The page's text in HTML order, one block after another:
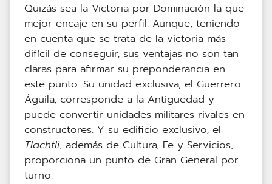
Quizás sea la Victoria por Dominación la que
mejor encaje en su perfil. Aunque, teniendo
en cuenta que se trata de la victoria más
difícil de conseguir, sus ventajas no son tan
claras para afirmar su preponderancia en
este punto. Su unidad exclusiva, el Guerrero
Águila, corresponde a la Antigüedad y
puede convertir unidades militares rivales en
constructores. Y su edificio exclusivo, el
Tlachtli, además de Cultura, Fe y Servicios,
proporciona un punto de Gran General por
turno.